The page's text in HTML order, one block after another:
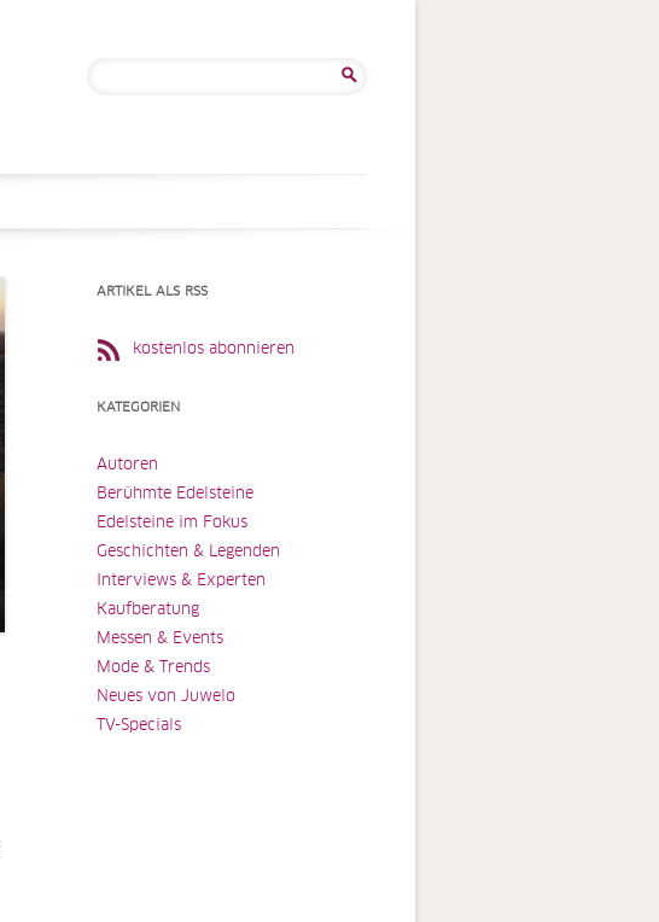
ARTIKEL ALS RSS
kostenlos abonnieren
KATEGORIEN
Autoren
Berühmte Edelsteine
Edelsteine im Fokus
Geschichten & Legenden
Interviews & Experten
Kaufberatung
Messen & Events
Mode & Trends
Neues von Juwelo
TV-Specials